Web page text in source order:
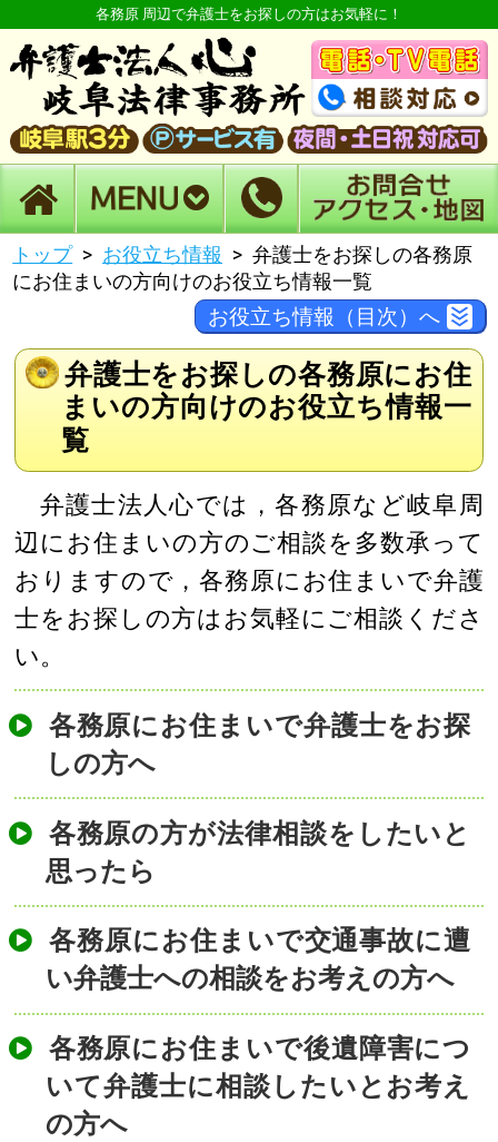
各務原 周辺で弁護士をお探しの方はお気軽に！
トップ お役立ち情報
弁護士をお探しの各務原
にお住まいの方向けのお役立ち情報一覧
お役立ち情報（目次）へ
弁護士をお探しの各務原にお住
まいの方向けのお役立ち情報一
覧
弁護士法人心では，各務原など岐阜周
辺にお住まいの方のご相談を多数承って
おりますので，各務原にお住まいで弁護
士をお探しの方はお気軽にご相談くださ
い。
各務原にお住まいで弁護士をお探
しの方へ
各務原の方が法律相談をしたいと
思ったら
各務原にお住まいで交通事故に遭
い弁護士への相談をお考えの方へ
各務原にお住まいで後遺障害につ
いて弁護士に相談したいとお考え
の方へ